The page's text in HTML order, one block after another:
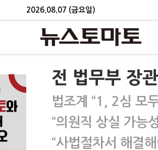
2026.08.07 (금요일)
전 법무부 장
법조계 “1, 2심 모
“의원직 상실 가능
“사법절차서 해결